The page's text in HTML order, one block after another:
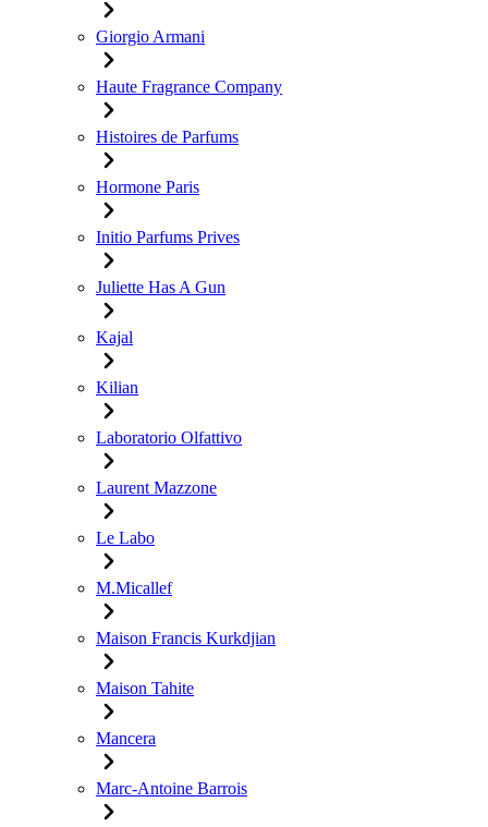
Giorgio Armani
Haute Fragrance Company
Histoires de Parfums
Hormone Paris
Initio Parfums Prives
Juliette Has A Gun
Kajal
Kilian
Laboratorio Olfattivo
Laurent Mazzone
Le Labo
M.Micallef
Maison Francis Kurkdjian
Maison Tahite
Mancera
Marc-Antoine Barrois